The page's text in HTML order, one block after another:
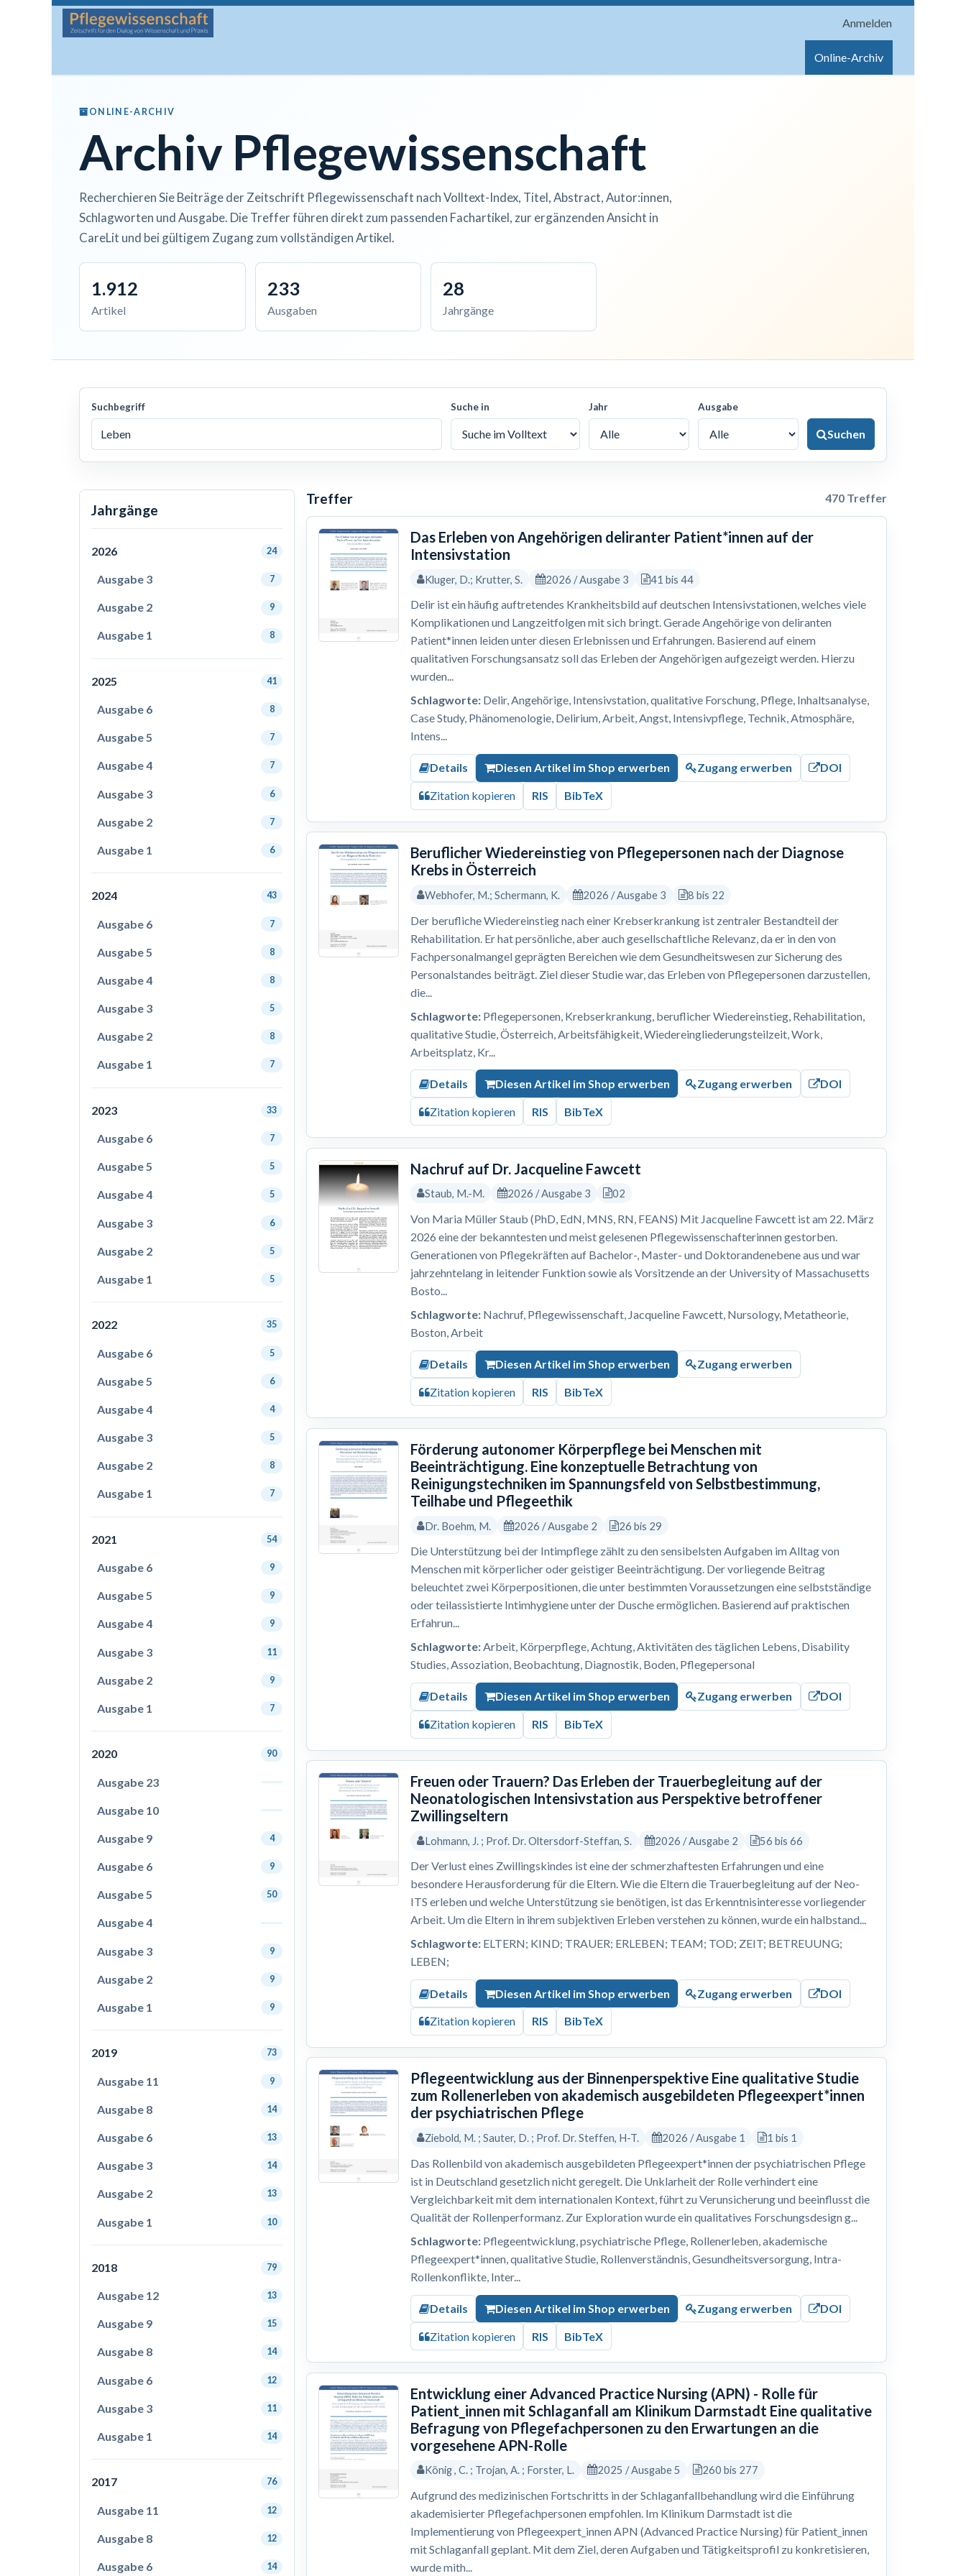
Zum Inhalt springen
Anmelden
Online-Archiv
ONLINE-ARCHIV
Archiv Pflegewissenschaft
Recherchieren Sie Beiträge der Zeitschrift Pflegewissenschaft nach Volltext-Index, Titel, Abstract, Autor:innen,
Schlagworten und Ausgabe. Die Treffer führen direkt zum passenden Fachartikel, zur ergänzenden Ansicht in
CareLit und bei gültigem Zugang zum vollständigen Artikel.
1.912
Artikel
233
Ausgaben
28
Jahrgänge
Suchbegriff Suche in Jahr Ausgabe
Suchen
Jahrgänge
2026 24
Ausgabe 3 7
Ausgabe 2 9
Ausgabe 1 8
2025 41
Ausgabe 6 8
Ausgabe 5 7
Ausgabe 4 7
Ausgabe 3 6
Ausgabe 2 7
Ausgabe 1 6
2024 43
Ausgabe 6 7
Ausgabe 5 8
Ausgabe 4 8
Ausgabe 3 5
Ausgabe 2 8
Ausgabe 1 7
2023 33
Ausgabe 6 7
Ausgabe 5 5
Ausgabe 4 5
Ausgabe 3 6
Ausgabe 2 5
Ausgabe 1 5
2022 35
Ausgabe 6 5
Ausgabe 5 6
Ausgabe 4 4
Ausgabe 3 5
Ausgabe 2 8
Ausgabe 1 7
2021 54
Ausgabe 6 9
Ausgabe 5 9
Ausgabe 4 9
Ausgabe 3 11
Ausgabe 2 9
Ausgabe 1 7
2020 90
Ausgabe 23
Ausgabe 10
Ausgabe 9 4
Ausgabe 6 9
Ausgabe 5 50
Ausgabe 4
Ausgabe 3 9
Ausgabe 2 9
Ausgabe 1 9
2019 73
Ausgabe 11 9
Ausgabe 8 14
Ausgabe 6 13
Ausgabe 3 14
Ausgabe 2 13
Ausgabe 1 10
2018 79
Ausgabe 12 13
Ausgabe 9 15
Ausgabe 8 14
Ausgabe 6 12
Ausgabe 3 11
Ausgabe 1 14
2017 76
Ausgabe 11 12
Ausgabe 8 12
Ausgabe 6 14
Treffer 470 Treffer
Das Erleben von Angehörigen deliranter Patient*innen auf der
Intensivstation
Kluger, D.; Krutter, S. 2026 / Ausgabe 3 41 bis 44
Delir ist ein häufig auftretendes Krankheitsbild auf deutschen Intensivstationen, welches viele
Komplikationen und Langzeitfolgen mit sich bringt. Gerade Angehörige von deliranten
Patient*innen leiden unter diesen Erlebnissen und Erfahrungen. Basierend auf einem
qualitativen Forschungsansatz soll das Erleben der Angehörigen aufgezeigt werden. Hierzu
wurden...
Schlagworte: Delir, Angehörige, Intensivstation, qualitative Forschung, Pflege, Inhaltsanalyse,
Case Study, Phänomenologie, Delirium, Arbeit, Angst, Intensivpflege, Technik, Atmosphäre,
Intens...
Details Diesen Artikel im Shop erwerben Zugang erwerben DOI
Zitation kopieren RIS BibTeX
Beruflicher Wiedereinstieg von Pflegepersonen nach der Diagnose
Krebs in Österreich
Webhofer, M.; Schermann, K. 2026 / Ausgabe 3 8 bis 22
Der berufliche Wiedereinstieg nach einer Krebserkrankung ist zentraler Bestandteil der
Rehabilitation. Er hat persönliche, aber auch gesellschaftliche Relevanz, da er in den von
Fachpersonalmangel geprägten Bereichen wie dem Gesundheitswesen zur Sicherung des
Personalstandes beiträgt. Ziel dieser Studie war, das Erleben von Pflegepersonen darzustellen,
die...
Schlagworte: Pflegepersonen, Krebserkrankung, beruflicher Wiedereinstieg, Rehabilitation,
qualitative Studie, Österreich, Arbeitsfähigkeit, Wiedereingliederungsteilzeit, Work,
Arbeitsplatz, Kr...
Details Diesen Artikel im Shop erwerben Zugang erwerben DOI
Zitation kopieren RIS BibTeX
Nachruf auf Dr. Jacqueline Fawcett
Staub, M.-M. 2026 / Ausgabe 3 02
Von Maria Müller Staub (PhD, EdN, MNS, RN, FEANS) Mit Jacqueline Fawcett ist am 22. März
2026 eine der bekanntesten und meist gelesenen Pflegewissenschafterinnen gestorben.
Generationen von Pflegekräften auf Bachelor-, Master- und Doktorandenebene aus und war
jahrzehntelang in leitender Funktion sowie als Vorsitzende an der University of Massachusetts
Bosto...
Schlagworte: Nachruf, Pflegewissenschaft, Jacqueline Fawcett, Nursology, Metatheorie,
Boston, Arbeit
Details Diesen Artikel im Shop erwerben Zugang erwerben
Zitation kopieren RIS BibTeX
Förderung autonomer Körperpflege bei Menschen mit
Beeinträchtigung. Eine konzeptuelle Betrachtung von
Reinigungstechniken im Spannungsfeld von Selbstbestimmung,
Teilhabe und Pflegeethik
Dr. Boehm, M. 2026 / Ausgabe 2 26 bis 29
Die Unterstützung bei der Intimpflege zählt zu den sensibelsten Aufgaben im Alltag von
Menschen mit körperlicher oder geistiger Beeinträchtigung. Der vorliegende Beitrag
beleuchtet zwei Körperpositionen, die unter bestimmten Voraussetzungen eine selbstständige
oder teilassistierte Intimhygiene unter der Dusche ermöglichen. Basierend auf praktischen
Erfahrun...
Schlagworte:Arbeit, Körperpflege, Achtung, Aktivitäten des täglichen Lebens, Disability
Studies, Assoziation, Beobachtung, Diagnostik, Boden, Pflegepersonal
Details Diesen Artikel im Shop erwerben Zugang erwerben DOI
Zitation kopieren RIS BibTeX
Freuen oder Trauern? Das Erleben der Trauerbegleitung auf der
Neonatologischen Intensivstation aus Perspektive betroffener
Zwillingseltern
Lohmann, J. ; Prof. Dr. Oltersdorf-Steffan, S. 2026 / Ausgabe 2 56 bis 66
Der Verlust eines Zwillingskindes ist eine der schmerzhaftesten Erfahrungen und eine
besondere Herausforderung für die Eltern. Wie die Eltern die Trauerbegleitung auf der Neo-
ITS erleben und welche Unterstützung sie benötigen, ist das Erkenntnisinteresse vorliegender
Arbeit. Um die Eltern in ihrem subjektiven Erleben verstehen zu können, wurde ein halbstand...
Schlagworte: ELTERN; KIND; TRAUER; ERLEBEN; TEAM; TOD; ZEIT; BETREUUNG;
LEBEN;
Details Diesen Artikel im Shop erwerben Zugang erwerben DOI
Zitation kopieren RIS BibTeX
Pflegeentwicklung aus der Binnenperspektive Eine qualitative Studie
zum Rollenerleben von akademisch ausgebildeten Pflegeexpert*innen
der psychiatrischen Pflege
Ziebold, M. ; Sauter, D. ; Prof. Dr. Steffen, H-T. 2026 / Ausgabe 1 1 bis 1
Das Rollenbild von akademisch ausgebildeten Pflegeexpert*innen der psychiatrischen Pflege
ist in Deutschland gesetzlich nicht geregelt. Die Unklarheit der Rolle verhindert eine
Vergleichbarkeit mit dem internationalen Kontext, führt zu Verunsicherung und beeinflusst die
Qualität der Rollenperformanz. Zur Exploration wurde ein qualitatives Forschungsdesign g...
Schlagworte: Pflegeentwicklung, psychiatrische Pflege, Rollenerleben, akademische
Pflegeexpert*innen, qualitative Studie, Rollenverständnis, Gesundheitsversorgung, Intra-
Rollenkonflikte, Inter...
Details Diesen Artikel im Shop erwerben Zugang erwerben DOI
Zitation kopieren RIS BibTeX
Entwicklung einer Advanced Practice Nursing (APN) - Rolle für
Patient_innen mit Schlaganfall am Klinikum Darmstadt Eine qualitative
Befragung von Pflegefachpersonen zu den Erwartungen an die
vorgesehene APN-Rolle
König , C. ; Trojan, A. ; Forster, L. 2025 / Ausgabe 5 260 bis 277
Aufgrund des medizinischen Fortschritts in der Schlaganfallbehandlung wird die Einführung
akademisierter Pflegefachpersonen empfohlen. Im Klinikum Darmstadt ist die
Implementierung von Pflegeexpert_innen APN (Advanced Practice Nursing) für Patient_innen
mit Schlaganfall geplant. Mit dem Ziel, deren Aufgaben und Tätigkeitsprofil zu konkretisieren,
wurde mith...